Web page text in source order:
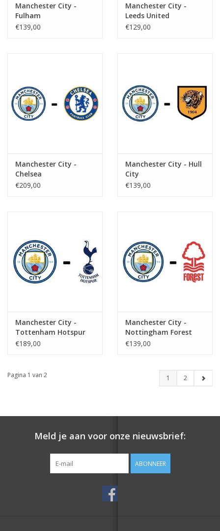
Manchester City -
Fulham
€139,00
Manchester City -
Leeds United
€129,00
Manchester City -
Chelsea
€209,00
Manchester City - Hull
City
€139,00
Manchester City -
Tottenham Hotspur
€189,00
Manchester City -
Nottingham Forest
€139,00
Pagina 1 van 2 1 2
Meld je aan voor onze nieuwsbrief:
ABONNEER